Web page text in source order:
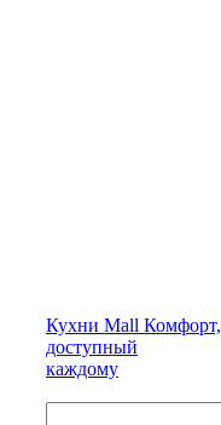
Кухни Mall Комфорт,
доступный
каждому